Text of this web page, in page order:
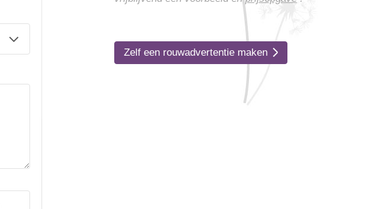
Zelf een rouwadvertentie maken